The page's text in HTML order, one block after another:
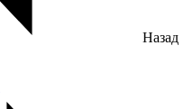
Назад